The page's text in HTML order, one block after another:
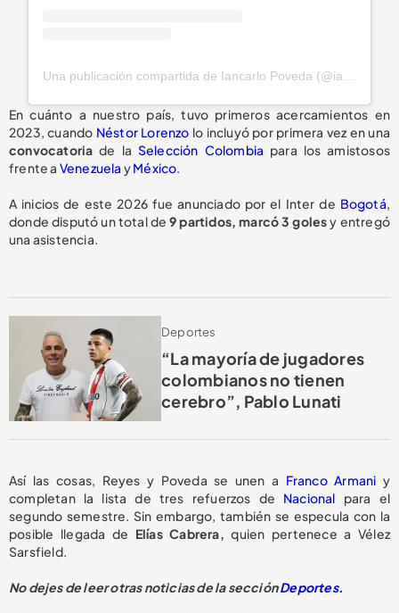
Una publicación compartida de Iancarlo Poveda (@iancarlo_10)
En cuánto a nuestro país, tuvo primeros acercamientos en
2023, cuando Néstor Lorenzo lo incluyó por primera vez en una
convocatoria de la Selección Colombia para los amistosos
frente a Venezuela yMéxico.
A inicios de este 2026 fue anunciado por el Inter de Bogotá,
donde disputó un total de 9 partidos, marcó 3 golesy entregó
una asistencia.
Deportes
“La mayoría de jugadores
colombianos no tienen
cerebro”, Pablo Lunati
Así las cosas, Reyes y Poveda se unen a Franco Armani y
completan la lista de tres refuerzos de Nacional para el
segundo semestre. Sin embargo, también se especula con la
posible llegada de Elías Cabrera, quien pertenece a Vélez
Sarsfield.
No dejes de leer otras noticias de la secciónDeportes.